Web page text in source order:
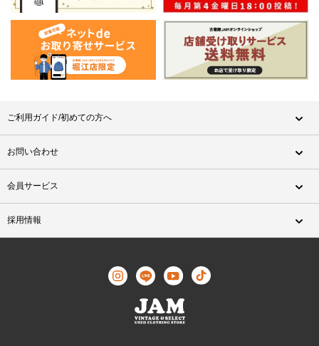
ご利用ガイド/初めての方へ
お問い合わせ
会員サービス
採用情報